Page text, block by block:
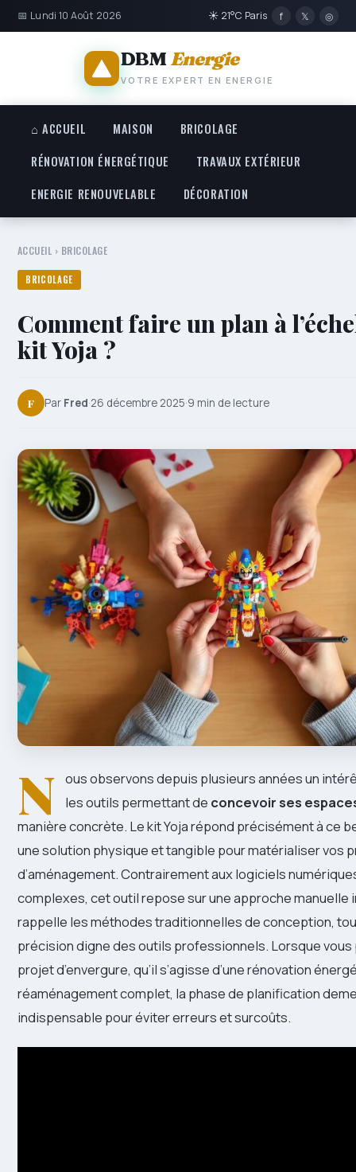
📅 Lundi 10 Août 2026 ☀ 21°C Paris f 𝕏 ◎
DBMEnergie
VOTRE EXPERT EN ENERGIE
⌂ ACCUEIL MAISON
BRICOLAGE
RÉNOVATION ÉNERGÉTIQUE
TRAVAUX EXTÉRIEUR
ENERGIE RENOUVELABLE
DÉCORATION
ACCUEIL › BRICOLAGE
BRICOLAGE
Comment faire un plan à
kit Yoja ?
F Par Fred·26 décembre 2025·9 min de lecture
N ous observons depuis plusieurs années un
les outils permettant de concevoir ses
manière concrète. Le kit Yoja répond précisément à ce
une solution physique et tangible pour matérialiser vos
d’aménagement. Contrairement aux logiciels
complexes, cet outil repose sur une approche manuelle
rappelle les méthodes traditionnelles de conception,
précision digne des outils professionnels. Lorsque
projet d’envergure, qu’il s’agisse d’une rénovation
réaménagement complet, la phase de planification
indispensable pour éviter erreurs et surcoûts.